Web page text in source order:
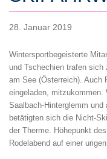
28. Januar 2019
Wintersportbegeisterte
und Tschechien trafen sich
am See (Österreich). Auch
eingeladen, mitzukommen.
Saalbach-Hinterglemm
betätigten sich die Nicht-
der Therme. Höhepunkt
Rodelabend auf einer